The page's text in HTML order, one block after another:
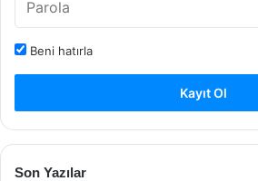
Beni hatırla
Kayıt Ol
Son Yazılar